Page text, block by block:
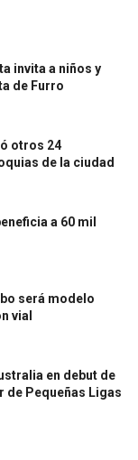
invita a niños y
de Furro
otros 24
de la ciudad
a 60 mil
será modelo
vial
en debut de
de Pequeñas Ligas